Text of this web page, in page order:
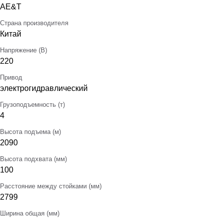
AE&T
Страна производителя
Китай
Напряжение (В)
220
Привод
электрогидравлический
Грузоподъемность (т)
4
Высота подъема (м)
2090
Высота подхвата (мм)
100
Расстояние между стойками (мм)
2799
Ширина общая (мм)